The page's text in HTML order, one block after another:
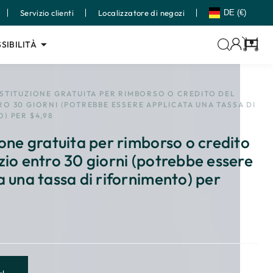
Servizio clienti Localizzatore di negozi DE (€)
GRATUITA PER RIMBORSO O CREDITO DEL
30 GIORNI (POTREBBE ESSERE APPLICATA UNA TASSA DI
PER $4,98
gratuita per rimborso o credito
entro 30 giorni (potrebbe essere
una tassa di rifornimento) per